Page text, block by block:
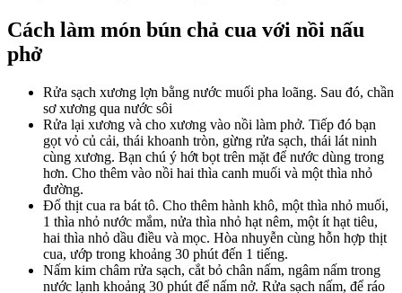
Cách làm món bún chả cua với nồi nấu
phở
Rửa sạch xương lợn bằng nước muối pha loãng. Sau đó, chần
sơ xương qua nước sôi
Rửa lại xương và cho xương vào nồi làm phở. Tiếp đó bạn
gọt vỏ củ cải, thái khoanh tròn, gừng rửa sạch, thái lát ninh
cùng xương. Bạn chú ý hớt bọt trên mặt để nước dùng trong
hơn. Cho thêm vào nồi hai thìa canh muối và một thìa nhỏ
đường.
Đổ thịt cua ra bát tô. Cho thêm hành khô, một thìa nhỏ muối,
1 thìa nhỏ nước mắm, nửa thìa nhỏ hạt nêm, một ít hạt tiêu,
hai thìa nhỏ dầu điều và mọc. Hòa nhuyễn cùng hỗn hợp thịt
cua, ướp trong khoảng 30 phút đến 1 tiếng.
Nấm kim châm rửa sạch, cắt bỏ chân nấm, ngâm nấm trong
nước lạnh khoảng 30 phút để nấm nở. Rửa sạch nấm, để ráo